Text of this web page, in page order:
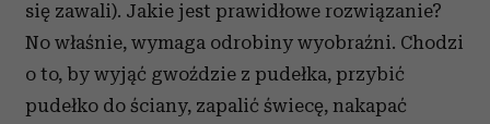
się zawali). Jakie jest prawidłowe rozwiązanie?
No właśnie, wymaga odrobiny wyobraźni. Chodzi
o to, by wyjąć gwoździe z pudełka, przybić
pudełko do ściany, zapalić świecę, nakapać